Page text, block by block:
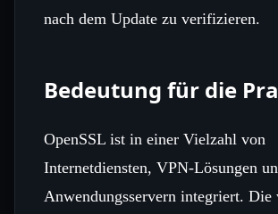
nach dem Update zu verifizieren.
Bedeutung für die
OpenSSL ist in einer Vielzahl von
Internetdiensten, VPN‑Lösungen
Anwendungsservern integriert. Die